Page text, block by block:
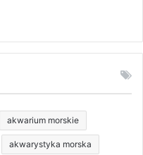
akwarium morskie
akwarystyka morska